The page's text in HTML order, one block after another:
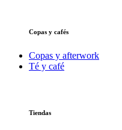
Copas y cafés
Copas y afterwork
Té y café
Tiendas